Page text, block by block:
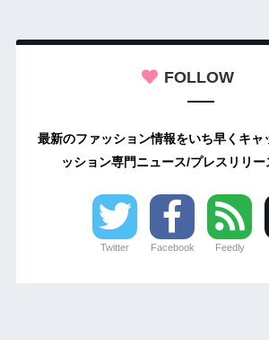
FOLLOW
最新のファッション情報をいち早くキャ
ッション専門ニュース/プレスリリー
Twitter Facebook Feedly